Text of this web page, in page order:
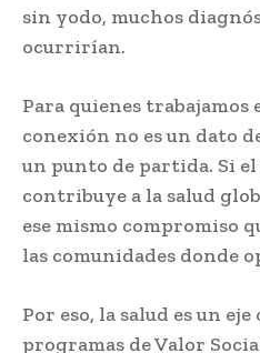
sin yodo, muchos
ocurrirían.
Para quienes trabajamos
conexión no es un dato
un punto de partida. Si
contribuye a la salud
ese mismo compromiso
las comunidades donde
Por eso, la salud es un
programas de Valor